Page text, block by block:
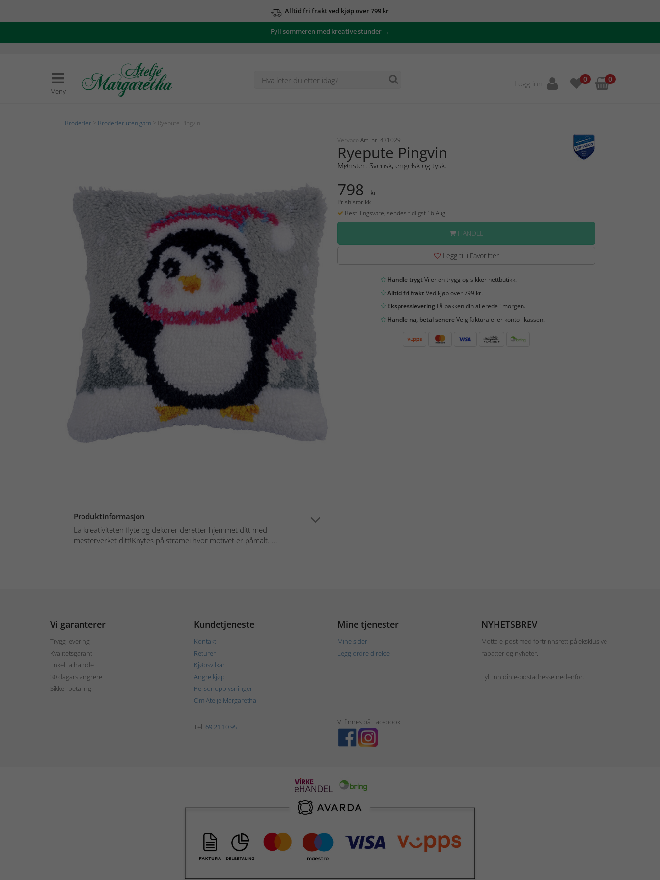
Alltid fri frakt ved kjøp over 799 kr
Fyll sommeren med kreative stunder →
Meny
Logg inn 0 0
Broderier Broderier uten garn > Ryepute Pingvin
Produktinformasjon
La kreativiteten flyte og dekorer deretter hjemmet ditt med
mesterverket ditt!Knytes på stramei hvor motivet er påmalt. ...
Vervaco Art. nr: 431029
Ryepute Pingvin
Mønster: Svensk, engelsk og tysk.
798 kr
Prishistorikk
Bestillingsvare, sendes tidligst 16 Aug
HANDLE
Legg til i Favoritter
Handle trygtVi er en trygg og sikker nettbutikk.
Alltid fri fraktVed kjøp over 799 kr.
EkspressleveringFå pakken din allerede i morgen.
Handle nå, betal senereVelg faktura eller konto i kassen.
Vi garanterer
Trygg levering
Kvalitetsgaranti
Enkelt å handle
30 dagars angrerett
Sikker betaling
Kundetjeneste
Kontakt
Returer
Kjøpsvilkår
Angre kjøp
Personopplysninger
Om Ateljé Margaretha
Mine tjenester
Mine sider
Legg ordre direkte
NYHETSBREV
Motta e-post med fortrinnsrett på eksklusive
rabatter og nyheter.
Fyll inn din e-postadresse nedenfor.
Tel: 69 21 10 95
Vi finnes på Facebook